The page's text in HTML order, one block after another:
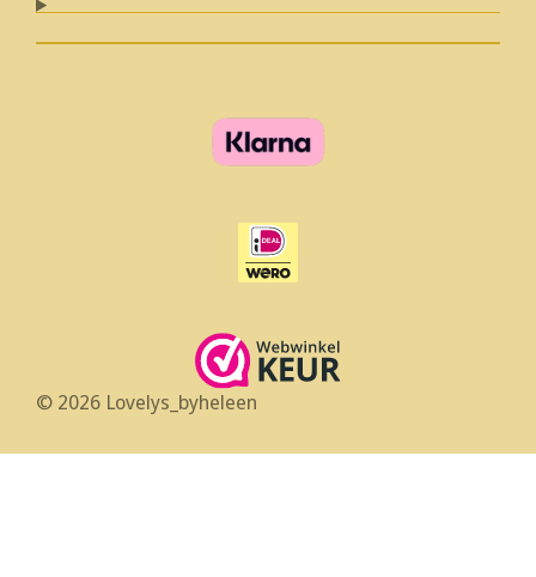
© 2026 Lovelys_byheleen